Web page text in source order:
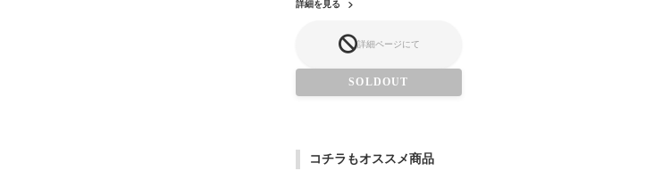
詳細を見る
詳細ページにて
SOLDOUT
コチラもオススメ商品